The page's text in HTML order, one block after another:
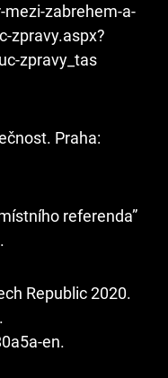
zabrehem-a-
zpravy.aspx?
zpravy_tas
Praha:
referenda”
Republic 2020.
en.